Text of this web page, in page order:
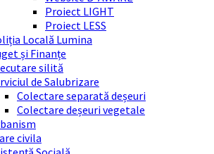
Proiect LIGHT
Proiect LESS
Locală Lumina
și Finanțe
silită
de Salubrizare
Colectare separată deșeuri
Colectare deșeuri vegetale
civila